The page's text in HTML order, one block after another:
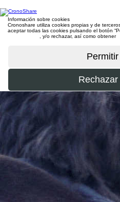
Información sobre cookies
Cronoshare utiliza cookies propias y de
aceptar todas las cookies pulsando el botón
, y/o rechazar, así como obtener